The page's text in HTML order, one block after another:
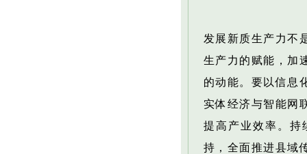
发展新质生产力不
生产力的赋能，加
的动能。要以信息
实体经济与智能网
提高产业效率。持
持，全面推进县域